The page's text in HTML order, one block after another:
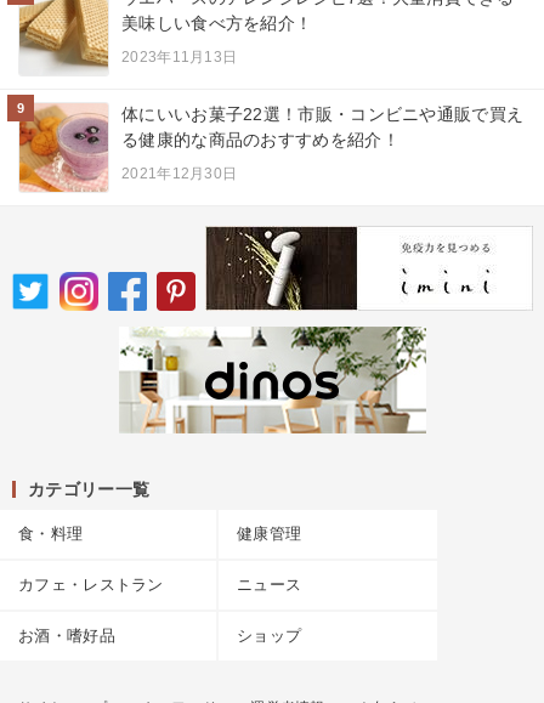
美味しい食べ方を紹介！
2023年11月13日
9
体にいいお菓子22選！市販・コンビニや通販で買え
る健康的な商品のおすすめを紹介！
2021年12月30日
カテゴリー一覧
食・料理 健康管理
カフェ・レストラン ニュース
お酒・嗜好品 ショップ